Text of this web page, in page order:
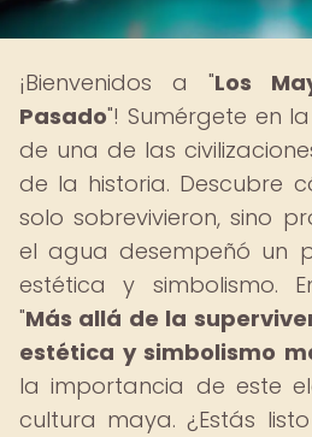
¡Bienvenidos a "Los
Pasado"! Sumérgete en
de una de las
de la historia. Descubre
solo sobrevivieron, sino
el agua desempeñó un
estética y simbolismo.
"Más allá de la
estética y simbolismo
la importancia de este
cultura maya. ¿Estás